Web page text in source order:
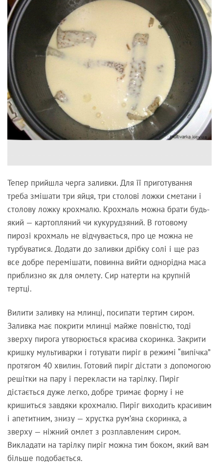
Тепер прийшла черга заливки. Для її приготування
треба змішати три яйця, три столові ложки сметани і
столову ложку крохмалю. Крохмаль можна брати будь-
який — картопляний чи кукурудзяний. В готовому
пирозі крохмаль не відчувається, про це можна не
турбуватися. Додати до заливки дрібку солі і ще раз
все добре перемішати, повинна вийти однорідна маса
приблизно як для омлету. Сир натерти на крупній
тертці.
Вилити заливку на млинці, посипати тертим сиром.
Заливка має покрити млинці майже повністю, тоді
зверху пирога утворюється красива скоринка. Закрити
кришку мультиварки і готувати пиріг в режимі “випічка”
протягом 40 хвилин. Готовий пиріг дістати з допомогою
решітки на пару і перекласти на тарілку. Пиріг
дістається дуже легко, добре тримає форму і не
кришиться завдяки крохмалю. Пиріг виходить красивим
і апетитним, знизу — хрустка рум’яна скоринка, а
зверху — ніжний омлет з розплавленим сиром.
Викладати на тарілку пиріг можна тим боком, який вам
більше подобається.